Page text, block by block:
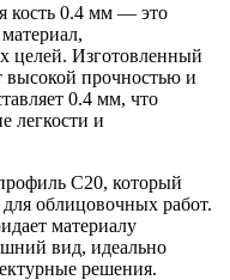
кость 0.4 мм — это
целей. Изготовленный
высокой прочностью и
0.4 мм, что
легкости и
С20, который
облицовочных работ.
материалу
вид, идеально
решения.